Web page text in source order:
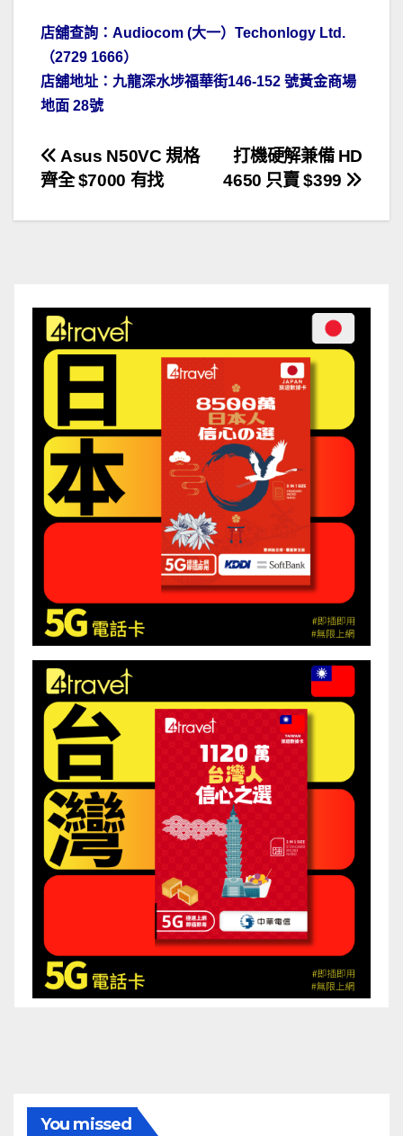
店舖查詢：Audiocom (大一）Techonlogy Ltd.
（2729 1666）
店舖地址：九龍深水埗福華街146-152 號黃金商場
地面 28號
文
章
打機硬解兼備 HD
4650 只賣 $399
Asus N50VC 規格
齊全 $7000 有找
You missed